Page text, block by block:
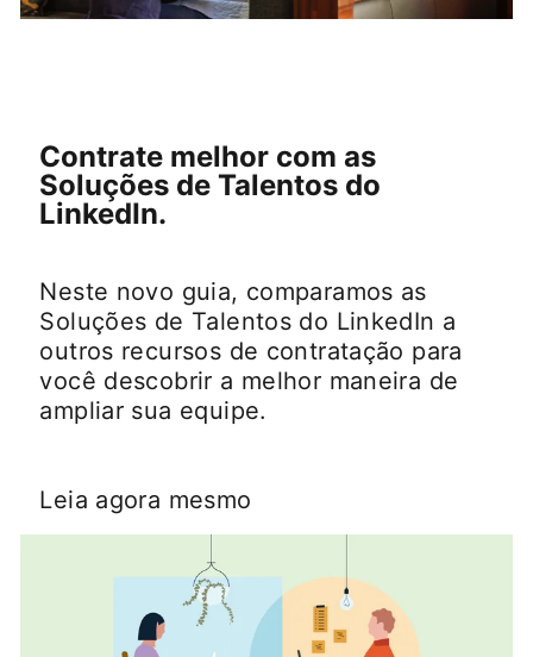
Contrate melhor com as
Soluções de Talentos do
LinkedIn.
Neste novo guia, comparamos as
Soluções de Talentos do LinkedIn a
outros recursos de contratação para
você descobrir a melhor maneira de
ampliar sua equipe.
Leia agora mesmo